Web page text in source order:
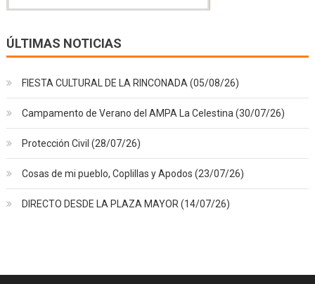
ÚLTIMAS NOTICIAS
FIESTA CULTURAL DE LA RINCONADA (05/08/26)
Campamento de Verano del AMPA La Celestina (30/07/26)
Protección Civil (28/07/26)
Cosas de mi pueblo, Coplillas y Apodos (23/07/26)
DIRECTO DESDE LA PLAZA MAYOR (14/07/26)